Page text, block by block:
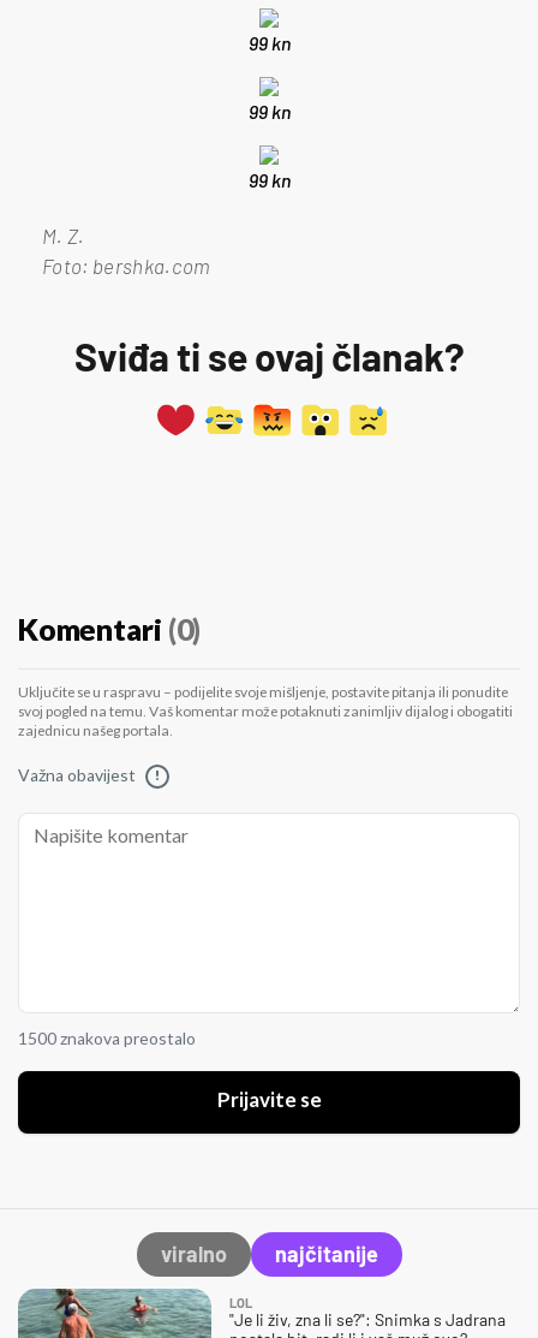
99 kn
99 kn
99 kn
M. Z.
Foto: bershka.com
Sviđa ti se ovaj članak?
Komentari (0)
Uključite se u raspravu – podijelite svoje mišljenje, postavite pitanja ili ponudite
svoj pogled na temu. Vaš komentar može potaknuti zanimljiv dijalog i obogatiti
zajednicu našeg portala.
Važna obavijest !
1500 znakova preostalo
Prijavite se
viralno najčitanije
LOL
"Je li živ, zna li se?": Snimka s Jadrana